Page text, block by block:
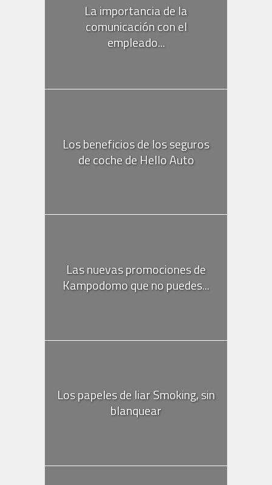
La importancia de la
comunicación con el
empleado...
Los beneficios de los seguros
de coche de Hello Auto
Las nuevas promociones de
Kampodomo que no puedes...
Los papeles de liar Smoking, sin
oportunidadesyproductos.com